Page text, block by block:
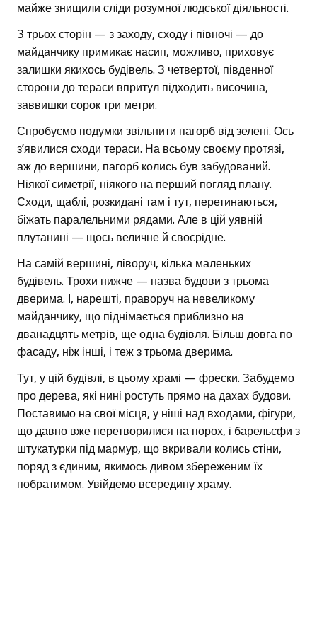
майже знищили сліди розумної людської діяльності.
З трьох сторін — з заходу, сходу і півночі — до
майданчику примикає насип, можливо, приховує
залишки якихось будівель. З четвертої, південної
сторони до тераси впритул підходить височина,
заввишки сорок три метри.
Спробуємо подумки звільнити пагорб від зелені. Ось
з’явилися сходи тераси. На всьому своєму протязі,
аж до вершини, пагорб колись був забудований.
Ніякої симетрії, ніякого на перший погляд плану.
Сходи, щаблі, розкидані там і тут, перетинаються,
біжать паралельними рядами. Але в цій уявній
плутанині — щось величне й своєрідне.
На самій вершині, ліворуч, кілька маленьких
будівель. Трохи нижче — назва будови з трьома
дверима. І, нарешті, праворуч на невеликому
майданчику, що піднімається приблизно на
дванадцять метрів, ще одна будівля. Більш довга по
фасаду, ніж інші, і теж з трьома дверима.
Тут, у цій будівлі, в цьому храмі — фрески. Забудемо
про дерева, які нині ростуть прямо на дахах будови.
Поставимо на свої місця, у ніші над входами, фігури,
що давно вже перетворилися на порох, і барельєфи з
штукатурки під мармур, що вкривали колись стіни,
поряд з єдиним, якимось дивом збереженим їх
побратимом. Увійдемо всередину храму.